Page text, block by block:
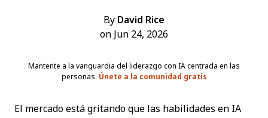
By David Rice
on Jun 24, 2026
Mantente a la vanguardia del liderazgo con IA centrada en las
personas. Únete a la comunidad gratis
El mercado está gritando que las habilidades en IA